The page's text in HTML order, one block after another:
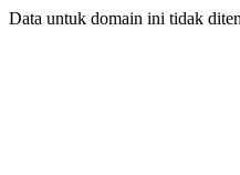
Data untuk domain ini tidak